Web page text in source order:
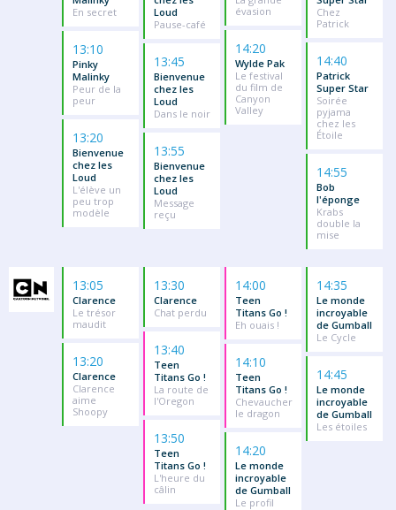
En secret
13:10
Pinky
Malinky
Peur de la
peur
13:20
Bienvenue
chez les
Loud
L'élève un
peu trop
modèle
Loud
Pause-café
13:45
Bienvenue
chez les
Loud
Dans le noir
13:55
Bienvenue
chez les
Loud
Message
reçu
évasion
14:20
Wylde Pak
Le festival
du film de
Canyon
Valley
Chez
Patrick
14:40
Patrick
Super Star
Soirée
pyjama
chez les
Étoile
14:55
Bob
l'éponge
Krabs
double la
mise
13:05
Clarence
Le trésor
maudit
13:20
Clarence
Clarence
aime
Shoopy
13:30
Clarence
Chat perdu
13:40
Teen
Titans Go !
La route de
l'Oregon
13:50
Teen
Titans Go !
L'heure du
câlin
14:00
Teen
Titans Go !
Eh ouais !
14:10
Teen
Titans Go !
Chevaucher
le dragon
14:20
Le monde
incroyable
de Gumball
Le profil
14:35
Le monde
incroyable
de Gumball
Le Cycle
14:45
Le monde
incroyable
de Gumball
Les étoiles